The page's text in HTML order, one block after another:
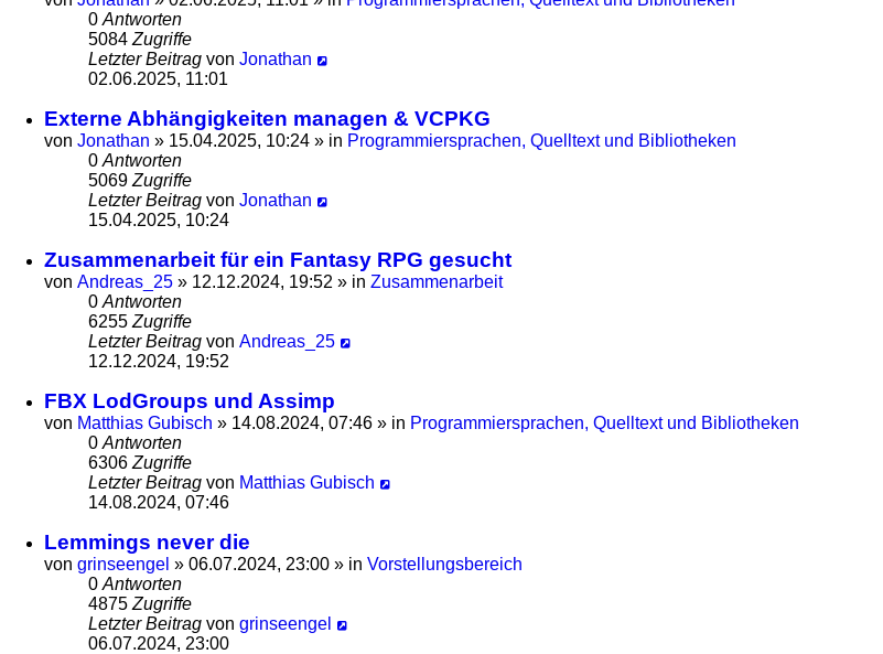
0 Antworten
5084 Zugriffe
Letzter Beitrag von Jonathan
02.06.2025, 11:01
Externe Abhängigkeiten managen & VCPKG
von Jonathan » 15.04.2025, 10:24 » in Programmiersprachen, Quelltext und Bibliotheken
0 Antworten
5069 Zugriffe
Letzter Beitrag von Jonathan
15.04.2025, 10:24
Zusammenarbeit für ein Fantasy RPG gesucht
von Andreas_25 » 12.12.2024, 19:52 » in Zusammenarbeit
0 Antworten
6255 Zugriffe
Letzter Beitrag von Andreas_25
12.12.2024, 19:52
FBX LodGroups und Assimp
von Matthias Gubisch » 14.08.2024, 07:46 » in Programmiersprachen, Quelltext und Bibliotheken
0 Antworten
6306 Zugriffe
Letzter Beitrag von Matthias Gubisch
14.08.2024, 07:46
Lemmings never die
von grinseengel » 06.07.2024, 23:00 » in Vorstellungsbereich
0 Antworten
4875 Zugriffe
Letzter Beitrag von grinseengel
06.07.2024, 23:00